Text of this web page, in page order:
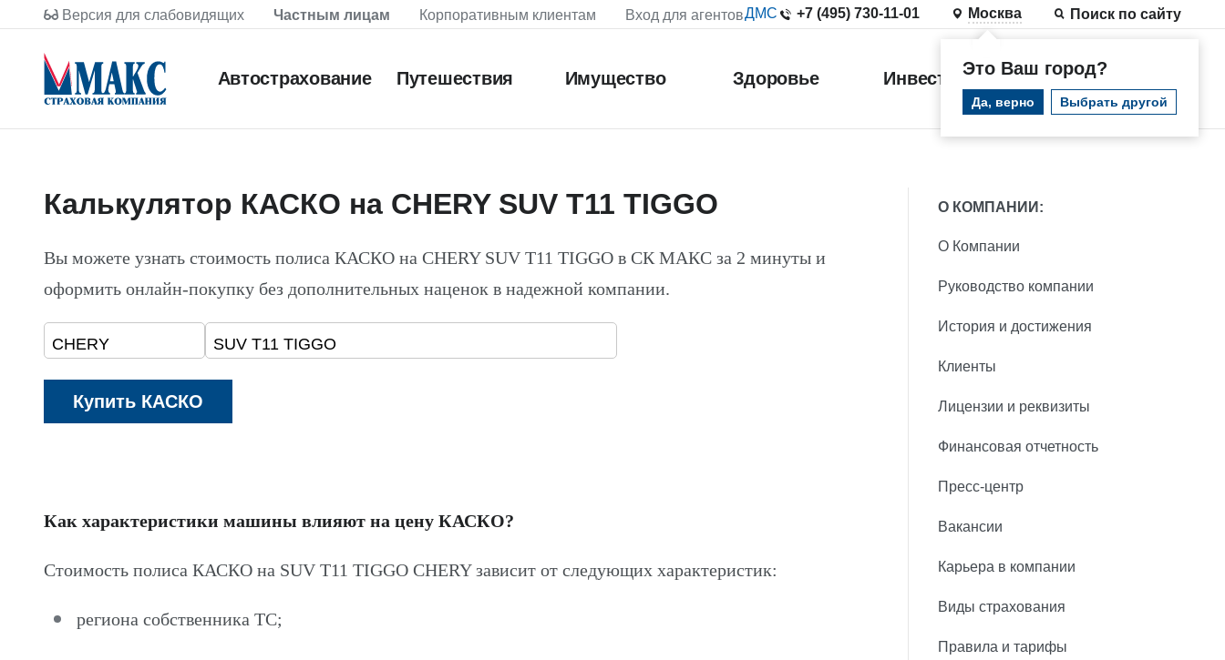
Версия для слабовидящих Частным лицам Корпоративным клиентам Вход для агентовДМС +7 (495) 730-11-01 Москва
Это Ваш город?
Да, верно Выбрать другой
Поиск по сайту
Автострахование Путешествия Имущество Здоровье Инвестиции
Калькулятор КАСКО на CHERY SUV T11 TIGGO
Вы можете узнать стоимость полиса КАСКО на CHERY SUV T11 TIGGO в СК МАКС за 2 минуты и
оформить онлайн-покупку без дополнительных наценок в надежной компании.
Как характеристики машины влияют на цену КАСКО?
Стоимость полиса КАСКО на SUV T11 TIGGO CHERY зависит от следующих характеристик:
региона собственника ТС;
О КОМПАНИИ:
О Компании
Руководство компании
История и достижения
Клиенты
Лицензии и реквизиты
Финансовая отчетность
Пресс-центр
Вакансии
Карьера в компании
Виды страхования
Правила и тарифы